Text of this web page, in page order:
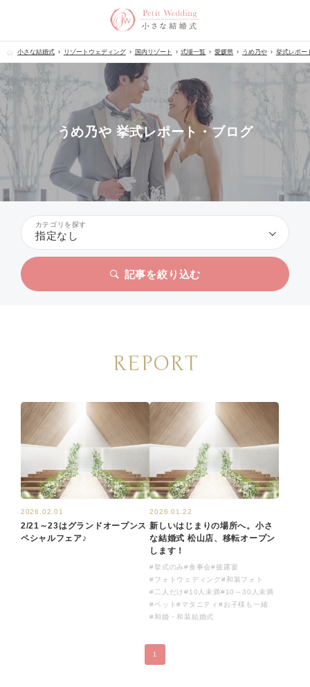
小さな結婚式 リゾートウェディング 国内リゾート 式場一覧 愛媛県 うめ乃や 挙式レポー
うめ乃や 挙式レポート・ブログ
カテゴリを探す
指定なし
記事を絞り込む
REPORT
2026.02.01
2/21～23はグランドオープンス
ペシャルフェア♪
2026.01.22
新しいはじまりの場所へ。小さ
な結婚式 松山店、移転オープン
します！
#挙式のみ#食事会#披露宴
#フォトウェディング#和装フォト
#二人だけ#10人未満#10～30人未満
#ペット#マタニティ#お子様も一緒
#和婚・和装結婚式
1